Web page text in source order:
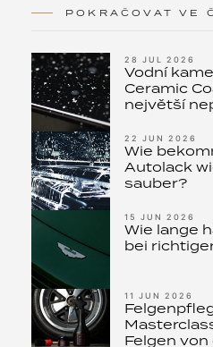
POKRAČOVAT VE
28 JUL 2026
Vodní
Ceramic
největší
zastavit
22 JUN 2026
Wie
Autolack
sauber?
15 JUN 2026
Wie lange
bei
11 JUN 2026
Felgen